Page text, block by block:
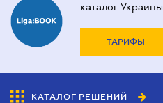
каталог Украины
ТАРИФЫ
КАТАЛОГ РЕШЕНИЙ